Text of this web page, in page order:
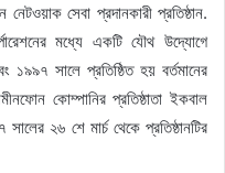
সেবা প্রদানকারী প্রতিষ্ঠান.
মধ্যে একটি যৌথ উদ্যোগে
সালে প্রতিষ্ঠিত হয় বর্তমানের
কোম্পানির প্রতিষ্ঠাতা ইকবাল
২৬ শে মার্চ থেকে প্রতিষ্ঠানটির